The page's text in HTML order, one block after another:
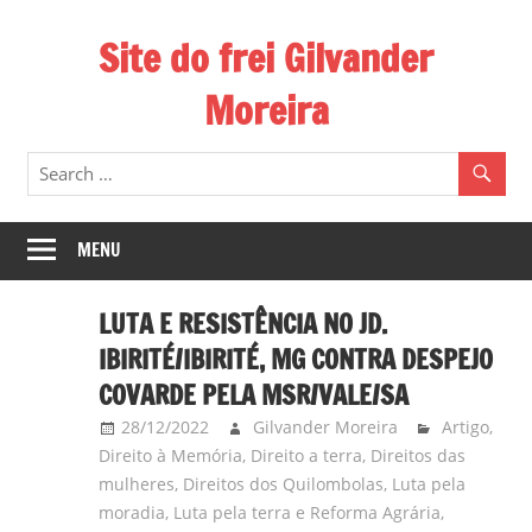
Site do frei Gilvander
Moreira
Esse
site
frei
Gilvander
atuação
pastoral
militância
MENU
LUTA E RESISTÊNCIA NO JD.
IBIRITÉ/IBIRITÉ, MG CONTRA DESPEJO
COVARDE PELA MSR/VALE/SA
28/12/2022 Gilvander Moreira Artigo,
Direito à Memória, Direito a terra, Direitos das
mulheres, Direitos dos Quilombolas, Luta pela
moradia, Luta pela terra e Reforma Agrária,